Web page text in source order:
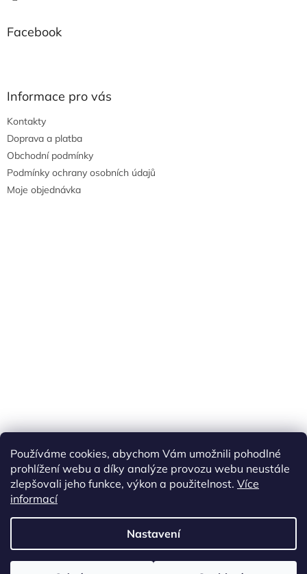
Používáme cookies, abychom Vám umožnili pohodlné
prohlížení webu a díky analýze provozu webu neustále
zlepšovali jeho funkce, výkon a použitelnost. Více
informací
Nastavení
Facebook
Informace pro vás
Kontakty
Doprava a platba
Obchodní podmínky
Podmínky ochrany osobních údajů
Moje objednávka
Tisíce výdejních míst po celé ČR
Vytvořil Shoptet
Copyright 2026akarazoo.cz. Všechna práva vyhrazena.Upravit